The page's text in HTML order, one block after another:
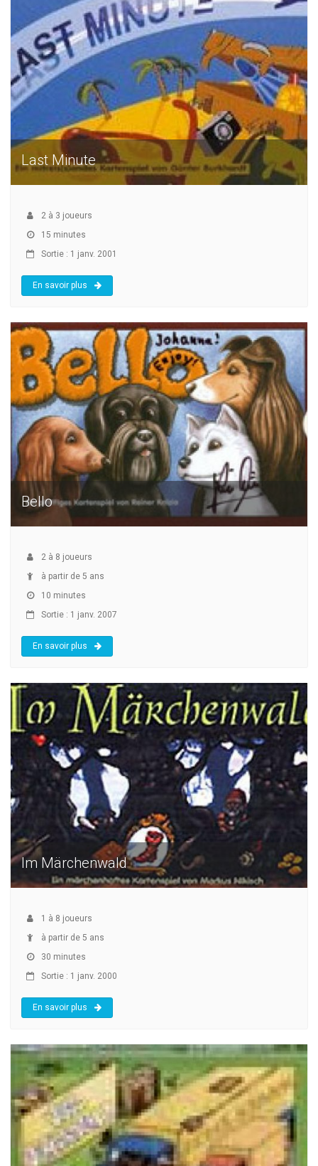
Last Minute
2 à 3 joueurs
15 minutes
Sortie : 1 janv. 2001
En savoir plus
Bello
2 à 8 joueurs
à partir de 5 ans
10 minutes
Sortie : 1 janv. 2007
En savoir plus
Im Märchenwald
1 à 8 joueurs
à partir de 5 ans
30 minutes
Sortie : 1 janv. 2000
En savoir plus